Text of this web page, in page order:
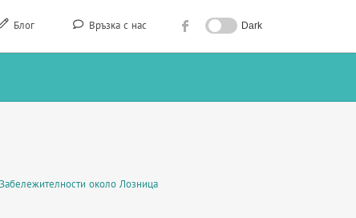
Блог Връзка с нас Dark
Забележителности около Лозница